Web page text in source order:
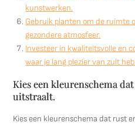
kunstwerken.
Gebruik planten om de ruimte
gezondere atmosfeer.
Investeer in kwaliteitsvolle en
waar je lang plezier van zult
Kies een kleurenschema
uitstraalt.
Kies een kleurenschema dat rust